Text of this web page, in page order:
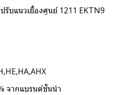
บแนวเยื้องศูนย์ 1211 EKTN9
จากแบรนด์ชั้นนำ